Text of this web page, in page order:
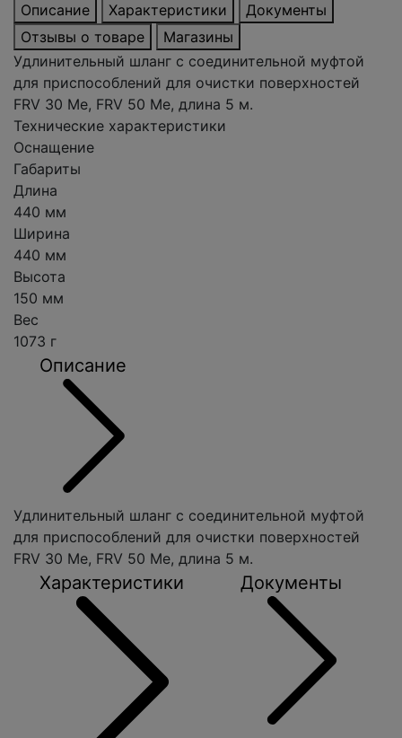
Описание
Характеристики
Документы
Отзывы о товаре
Магазины
Удлинительный шланг с соединительной муфтой
для приспособлений для очистки поверхностей
FRV 30 Me, FRV 50 Me, длина 5 м.
Технические характеристики
Оснащение
Габариты
Длина
440 мм
Ширина
440 мм
Высота
150 мм
Вес
1073 г
Описание
Удлинительный шланг с соединительной муфтой
для приспособлений для очистки поверхностей
FRV 30 Me, FRV 50 Me, длина 5 м.
Характеристики Документы